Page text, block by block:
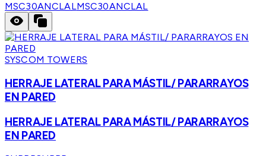
MSC30ANCLALMSC30ANCLAL
SYSCOM TOWERS
HERRAJE LATERAL PARA MÁSTIL/ PARARRAYOS
EN PARED
HERRAJE LATERAL PARA MÁSTIL/ PARARRAYOS
EN PARED